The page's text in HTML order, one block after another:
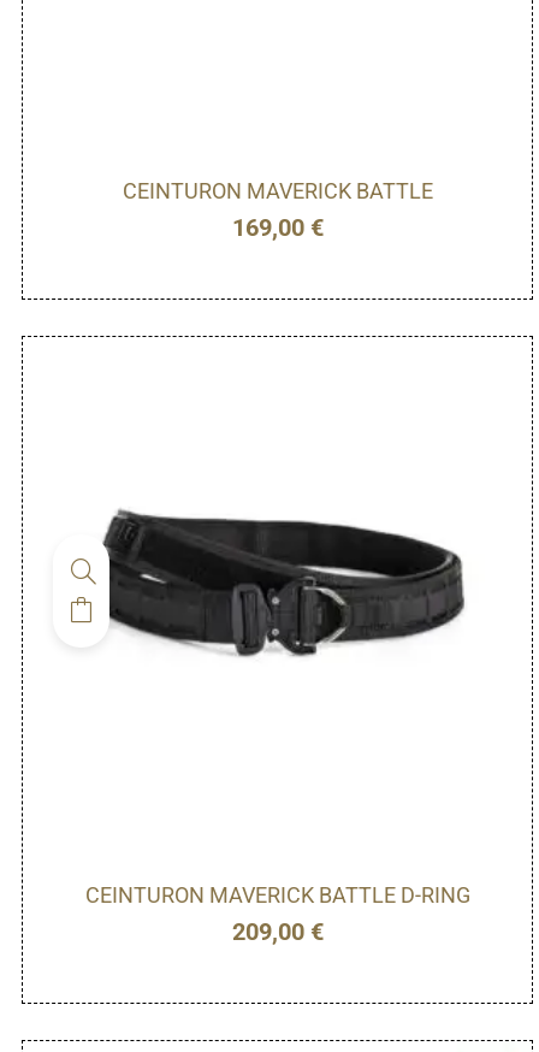
CEINTURON MAVERICK BATTLE
169,00 €
CEINTURON MAVERICK BATTLE D-RING
209,00 €